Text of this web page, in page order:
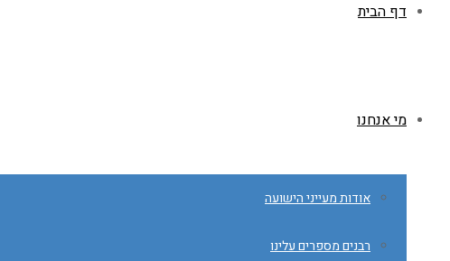
דף הבית
מי אנחנו
אודות מעייני הישועה
רבנים מספרים עלינו